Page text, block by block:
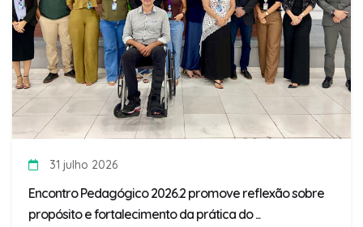
31 julho 2026
Encontro Pedagógico 2026.2 promove reflexão sobre
propósito e fortalecimento da prática do ...